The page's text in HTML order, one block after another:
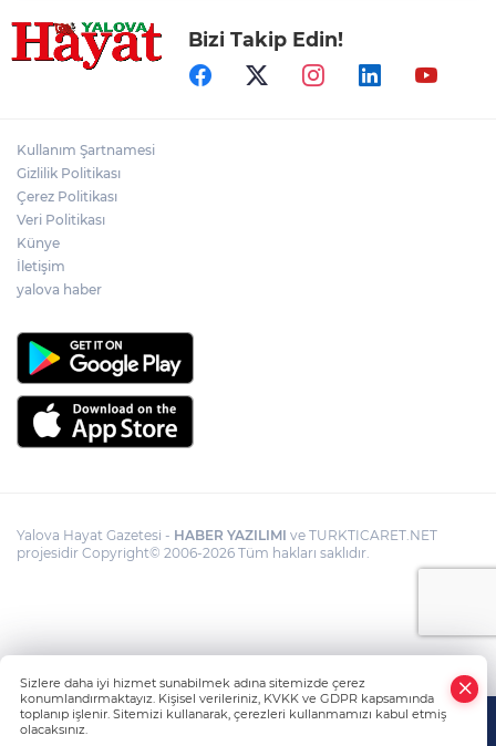
Bizi Takip Edin!
Kullanım Şartnamesi
Gizlilik Politikası
Çerez Politikası
Veri Politikası
Künye
İletişim
yalova haber
Yalova Hayat Gazetesi - HABER YAZILIMI ve TURKTICARET.NET
projesidir Copyright© 2006-2026 Tüm hakları saklıdır.
Sizlere daha iyi hizmet sunabilmek adına sitemizde çerez
konumlandırmaktayız. Kişisel verileriniz, KVKK ve GDPR kapsamında
toplanıp işlenir. Sitemizi kullanarak, çerezleri kullanmamızı kabul etmiş
olacaksınız.